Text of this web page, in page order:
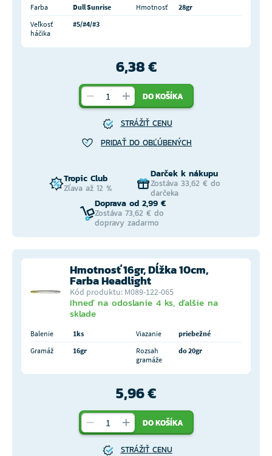
Farba
Dull Sunrise Hmotnosť
28gr
Veľkosť
háčika
#5/#4/#3
6,38 €
DO KOŠÍKA
STRÁŽIŤ CENU
PRIDAŤ DO OBĽÚBENÝCH
Tropic Club
Zľava až 12 %
Darček k nákupu
Zostáva 33,62 € do
darčeka
Doprava od 2,99 €
Zostáva 73,62 € do
dopravy zadarmo
Hmotnosť 16gr, Dĺžka 10cm,
Farba Headlight
Kód produktu: M089-122-065
Ihneď na odoslanie 4 ks, ďalšie na
sklade
Balenie 1ks Viazanie
priebežné
Gramáž
16gr
Rozsah
gramáže
do 20gr
5,96 €
DO KOŠÍKA
STRÁŽIŤ CENU